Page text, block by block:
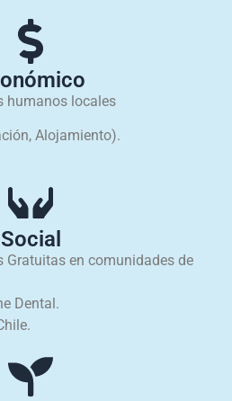
humanos locales
Alojamiento).
Social
Gratuitas en comunidades de
Dental.